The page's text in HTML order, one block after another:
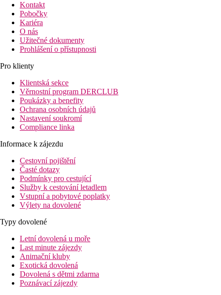
Kontakt
Pobočky
Kariéra
O nás
Užitečné dokumenty
Prohlášení o přístupnosti
Pro klienty
Klientská sekce
Věrnostní program DERCLUB
Poukázky a benefity
Ochrana osobních údajů
Nastavení soukromí
Compliance linka
Informace k zájezdu
Cestovní pojištění
Časté dotazy
Podmínky pro cestující
Služby k cestování letadlem
Vstupní a pobytové poplatky
Výlety na dovolené
Typy dovolené
Letní dovolená u moře
Last minute zájezdy
Animační kluby
Exotická dovolená
Dovolená s dětmi zdarma
Poznávací zájezdy